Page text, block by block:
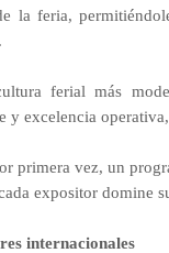
la feria,
ferial más
y excelencia
primera vez, un
expositor domine
internacionales